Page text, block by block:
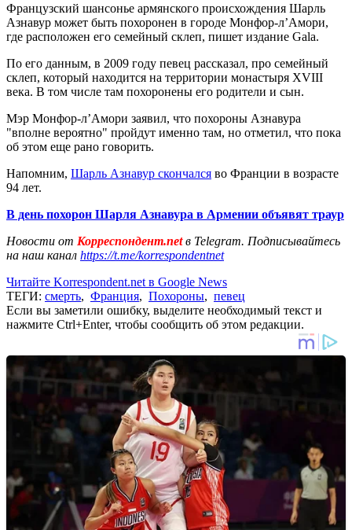
Французский шансонье армянского происхождения Шарль
Азнавур может быть похоронен в городе Монфор-л’Амори,
где расположен его семейный склеп, пишет издание Gala.
По его данным, в 2009 году певец рассказал, про семейный
склеп, который находится на территории монастыря XVIII
века. В том числе там похоронены его родители и сын.
Мэр Монфор-л’Амори заявил, что похороны Азнавура
"вполне вероятно" пройдут именно там, но отметил, что пока
об этом еще рано говорить.
Напомним, Шарль Азнавур скончался во Франции в возрасте
94 лет.
В день похорон Шарля Азнавура в Армении объявят траур
Новости от Корреспондент.netв Telegram. Подписывайтесь
на наш канал https://t.me/korrespondentnet
Читайте Korrespondent.net в Google News
ТЕГИ: смерть, Франция, Похороны, певец
Если вы заметили ошибку, выделите необходимый текст и
нажмите Ctrl+Enter, чтобы сообщить об этом редакции.